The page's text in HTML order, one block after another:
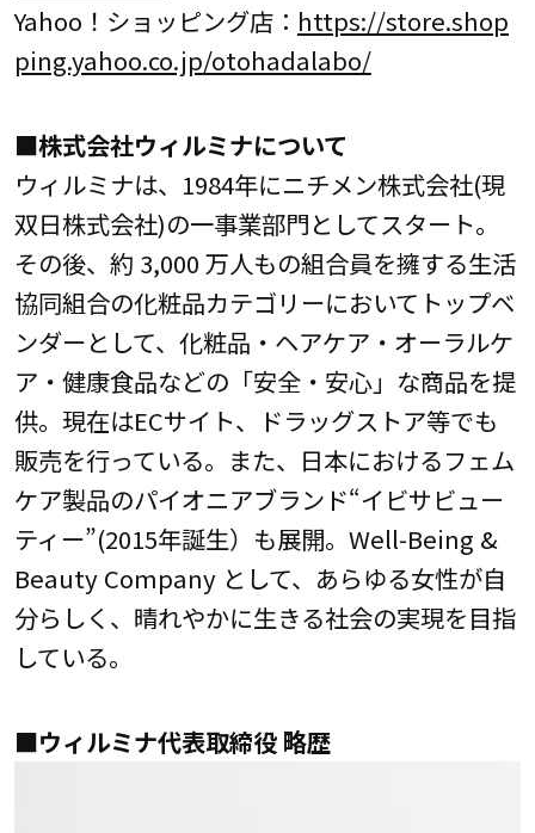
Yahoo！ショッピング店： https://store.shop
ping.yahoo.co.jp/otohadalabo/
■株式会社ウィルミナについて
ウィルミナは、1984年にニチメン株式会社(現
双日株式会社)の一事業部門としてスタート。
その後、約 3,000 万人もの組合員を擁する生活
協同組合の化粧品カテゴリーにおいてトップベ
ンダーとして、化粧品・ヘアケア・オーラルケ
ア・健康食品などの「安全・安心」な商品を提
供。現在はECサイト、ドラッグストア等でも
販売を行っている。また、日本におけるフェム
ケア製品のパイオニアブランド“イビサビュー
ティー”(2015年誕生）も展開。Well-Being &
Beauty Company として、あらゆる女性が自
分らしく、晴れやかに生きる社会の実現を目指
している。
■ウィルミナ代表取締役 略歴